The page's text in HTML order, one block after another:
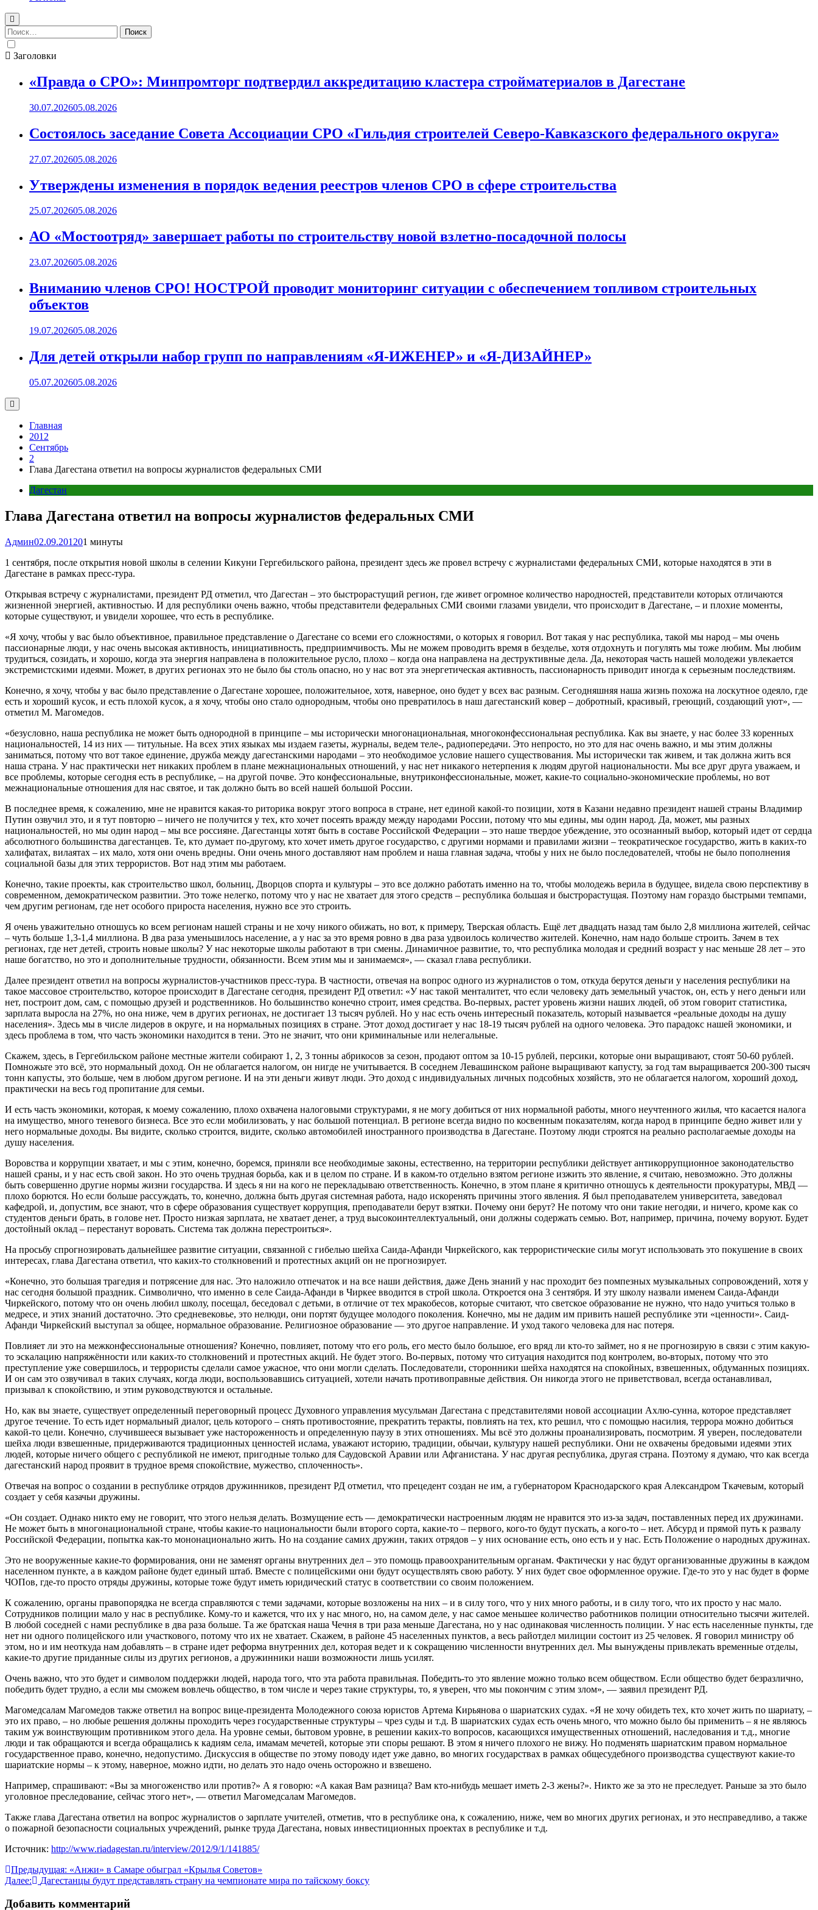
Найти:
Заголовки
«Правда о СРО»: Минпромторг подтвердил аккредитацию кластера стройматериалов в Дагестане
30.07.202605.08.2026
Состоялось заседание Совета Ассоциации СРО «Гильдия строителей Северо-Кавказского федерального округа»
27.07.202605.08.2026
Утверждены изменения в порядок ведения реестров членов СРО в сфере строительства
25.07.202605.08.2026
АО «Мостоотряд» завершает работы по строительству новой взлетно-посадочной полосы
23.07.202605.08.2026
Вниманию членов СРО! НОСТРОЙ проводит мониторинг ситуации с обеспечением топливом строительных
объектов
19.07.202605.08.2026
Для детей открыли набор групп по направлениям «Я-ИЖЕНЕР» и «Я-ДИЗАЙНЕР»
05.07.202605.08.2026
Главная
2012
Сентябрь
2
Глава Дагестана ответил на вопросы журналистов федеральных СМИ
Дагестан
Глава Дагестана ответил на вопросы журналистов федеральных СМИ
Админ02.09.201201 минуты
1 сентября, после открытия новой школы в селении Кикуни Гергебильского района, президент здесь же провел встречу с журналистами федеральных СМИ, которые находятся в эти в
Дагестане в рамках пресс-тура.
Открывая встречу с журналистами, президент РД отметил, что Дагестан – это быстрорастущий регион, где живет огромное количество народностей, представители которых отличаются
жизненной энергией, активностью. И для республики очень важно, чтобы представители федеральных СМИ своими глазами увидели, что происходит в Дагестане, – и плохие моменты,
которые существуют, и увидели хорошее, что есть в республике.
«Я хочу, чтобы у вас было объективное, правильное представление о Дагестане со всеми его сложностями, о которых я говорил. Вот такая у нас республика, такой мы народ – мы очень
пассионарные люди, у нас очень высокая активность, инициативность, предприимчивость. Мы не можем проводить время в безделье, хотя отдохнуть и погулять мы тоже любим. Мы любим
трудиться, созидать, и хорошо, когда эта энергия направлена в положительное русло, плохо – когда она направлена на деструктивные дела. Да, некоторая часть нашей молодежи увлекается
экстремистскими идеями. Может, в других регионах это не было бы столь опасно, но у нас вот эта энергетическая активность, пассионарность приводит иногда к серьезным последствиям.
Конечно, я хочу, чтобы у вас было представление о Дагестане хорошее, положительное, хотя, наверное, оно будет у всех вас разным. Сегодняшняя наша жизнь похожа на лоскутное одеяло, где
есть и хороший кусок, и есть плохой кусок, а я хочу, чтобы оно стало однородным, чтобы оно превратилось в наш дагестанский ковер – добротный, красивый, греющий, создающий уют», —
отметил М. Магомедов.
«безусловно, наша республика не может быть однородной в принципе – мы исторически многонациональная, многоконфессиональная республика. Как вы знаете, у нас более 33 коренных
национальностей, 14 из них — титульные. На всех этих языках мы издаем газеты, журналы, ведем теле-, радиопередачи. Это непросто, но это для нас очень важно, и мы этим должны
заниматься, потому что вот такое единение, дружба между дагестанскими народами – это необходимое условие нашего существования. Мы исторически так живем, и так должна жить вся
наша страна. У нас практически нет никаких проблем в плане межнациональных отношений, у нас нет никакого нетерпения к людям другой национальности. Мы все друг друга уважаем, и
все проблемы, которые сегодня есть в республике, – на другой почве. Это конфессиональные, внутриконфессиональные, может, какие-то социально-экономические проблемы, но вот
межнациональные отношения для нас святое, и так должно быть во всей нашей большой России.
В последнее время, к сожалению, мне не нравится какая-то риторика вокруг этого вопроса в стране, нет единой какой-то позиции, хотя в Казани недавно президент нашей страны Владимир
Путин озвучил это, и я тут повторю – ничего не получится у тех, кто хочет посеять вражду между народами России, потому что мы едины, мы один народ. Да, может, мы разных
национальностей, но мы один народ – мы все россияне. Дагестанцы хотят быть в составе Российской Федерации – это наше твердое убеждение, это осознанный выбор, который идет от сердца
абсолютного большинства дагестанцев. Те, кто думает по-другому, кто хочет иметь другое государство, с другими нормами и правилами жизни – теократическое государство, жить в каких-то
халифатах, вилаятах – их мало, хотя они очень вредны. Они очень много доставляют нам проблем и наша главная задача, чтобы у них не было последователей, чтобы не было пополнения
социальной базы для этих террористов. Вот над этим мы работаем.
Конечно, такие проекты, как строительство школ, больниц, Дворцов спорта и культуры – это все должно работать именно на то, чтобы молодежь верила в будущее, видела свою перспективу в
современном, демократическом развитии. Это тоже нелегко, потому что у нас не хватает для этого средств – республика большая и быстрорастущая. Поэтому нам гораздо быстрыми темпами,
чем другим регионам, где нет особого прироста населения, нужно все это строить.
Я очень уважительно отношусь ко всем регионам нашей страны и не хочу никого обижать, но вот, к примеру, Тверская область. Ещё лет двадцать назад там было 2,8 миллиона жителей, сейчас
– чуть больше 1,3-1,4 миллиона. В два раза уменьшилось население, а у нас за это время ровно в два раза удвоилось количество жителей. Конечно, нам надо больше строить. Зачем в тех
регионах, где нет детей, строить новые школы? У нас некоторые школы работают в три смены. Динамичное развитие, то, что республика молодая и средний возраст у нас меньше 28 лет – это
наше богатство, но это и дополнительные трудности, обязанности. Всем этим мы и занимаемся», — сказал глава республики.
Далее президент ответил на вопросы журналистов-участников пресс-тура. В частности, отвечая на вопрос одного из журналистов о том, откуда берутся деньги у населения республики на
такое массовое строительство, которое происходит в Дагестане сегодня, президент РД ответил: «У нас такой менталитет, что если человеку дать земельный участок, он, есть у него деньги или
нет, построит дом, сам, с помощью друзей и родственников. Но большинство конечно строит, имея средства. Во-первых, растет уровень жизни наших людей, об этом говорит статистика,
зарплата выросла на 27%, но она ниже, чем в других регионах, не достигает 13 тысяч рублей. Но у нас есть очень интересный показатель, который называется «реальные доходы на душу
населения». Здесь мы в числе лидеров в округе, и на нормальных позициях в стране. Этот доход достигает у нас 18-19 тысяч рублей на одного человека. Это парадокс нашей экономики, и
здесь проблема в том, что часть экономики находится в тени. Это не значит, что они криминальные или нелегальные.
Скажем, здесь, в Гергебильском районе местные жители собирают 1, 2, 3 тонны абрикосов за сезон, продают оптом за 10-15 рублей, персики, которые они выращивают, стоят 50-60 рублей.
Помножьте это всё, это нормальный доход. Он не облагается налогом, он нигде не учитывается. В соседнем Левашинском районе выращивают капусту, за год там выращивается 200-300 тысяч
тонн капусты, это больше, чем в любом другом регионе. И на эти деньги живут люди. Это доход с индивидуальных личных подсобных хозяйств, это не облагается налогом, хороший доход,
практически на весь год пропитание для семьи.
И есть часть экономики, которая, к моему сожалению, плохо охвачена налоговыми структурами, я не могу добиться от них нормальной работы, много неучтенного жилья, что касается налога
на имущество, много теневого бизнеса. Все это если мобилизовать, у нас большой потенциал. В регионе всегда видно по косвенным показателям, когда народ в принципе бедно живет или у
него нормальные доходы. Вы видите, сколько строится, видите, сколько автомобилей иностранного производства в Дагестане. Поэтому люди строятся на реально располагаемые доходы на
душу населения.
Воровства и коррупции хватает, и мы с этим, конечно, боремся, приняли все необходимые законы, естественно, на территории республики действует антикоррупционное законодательство
нашей сраны, и у нас есть свой закон. Но это очень трудная борьба, как и в целом по стране. И в каком-то отдельно взятом регионе изжить это явление, я считаю, невозможно. Это должны
быть совершенно другие нормы жизни государства. И здесь я ни на кого не перекладываю ответственность. Конечно, в этом плане я критично отношусь к деятельности прокуратуры, МВД —
плохо борются. Но если больше рассуждать, то, конечно, должна быть другая системная работа, надо искоренять причины этого явления. Я был преподавателем университета, заведовал
кафедрой, и, допустим, все знают, что в сфере образования существует коррупция, преподаватели берут взятки. Почему они берут? Не потому что они такие негодяи, и ничего, кроме как со
студентов деньги брать, в голове нет. Просто низкая зарплата, не хватает денег, а труд высокоинтеллектуальный, они должны содержать семью. Вот, например, причина, почему воруют. Будет
достойный оклад – перестанут воровать. Система так должна перестроиться».
На просьбу спрогнозировать дальнейшее развитие ситуации, связанной с гибелью шейха Саида-Афанди Чиркейского, как террористические силы могут использовать это покушение в своих
интересах, глава Дагестана ответил, что каких-то столкновений и протестных акций он не прогнозирует.
«Конечно, это большая трагедия и потрясение для нас. Это наложило отпечаток и на все наши действия, даже День знаний у нас проходит без помпезных музыкальных сопровождений, хотя у
нас сегодня большой праздник. Символично, что именно в селе Саида-Афанди в Чиркее вводится в строй школа. Откроется она 3 сентября. И эту школу назвали именем Саида-Афанди
Чиркейского, потому что он очень любил школу, посещал, беседовал с детьми, в отличие от тех мракобесов, которые считают, что светское образование не нужно, что надо учиться только в
медресе, и этих знаний достаточно. Это средневековье, это нелюди, они портят будущее молодого поколения. Конечно, мы не дадим им привить нашей республике эти «ценности». Саид-
Афанди Чиркейский выступал за общее, нормальное образование. Религиозное образование — это другое направление. И уход такого человека для нас потеря.
Повлияет ли это на межконфессиональные отношения? Конечно, повлияет, потому что его роль, его место было большое, его вряд ли кто-то займет, но я не прогнозирую в связи с этим какую-
то эскалацию напряжённости или каких-то столкновений и протестных акций. Не будет этого. Во-первых, потому что ситуация находится под контролем, во-вторых, потому что это
преступление уже совершилось, и террористы сделали самое ужасное, что они могли сделать. Последователи, сторонники шейха находятся на спокойных, взвешенных, обдуманных позициях.
И он сам это озвучивал в таких случаях, когда люди, воспользовавшись ситуацией, хотели начать противоправные действия. Он никогда этого не приветствовал, всегда останавливал,
призывал к спокойствию, и этим руководствуются и остальные.
Но, как вы знаете, существует определенный переговорный процесс Духовного управления мусульман Дагестана с представителями новой ассоциации Ахлю-сунна, которое представляет
другое течение. То есть идет нормальный диалог, цель которого – снять противостояние, прекратить теракты, повлиять на тех, кто решил, что с помощью насилия, террора можно добиться
какой-то цели. Конечно, случившееся вызывает уже настороженность и определенную паузу в этих отношениях. Мы всё это должны проанализировать, посмотрим. Я уверен, последователи
шейха люди взвешенные, придерживаются традиционных ценностей ислама, уважают историю, традиции, обычаи, культуру нашей республики. Они не охвачены бредовыми идеями этих
людей, которые ничего общего с республикой не имеют, пригодные только для Саудовской Аравии или Афганистана. У нас другая республика, другая страна. Поэтому я думаю, что как всегда
дагестанский народ проявит в трудное время спокойствие, мужество, сплоченность».
Отвечая на вопрос о создании в республике отрядов дружинников, президент РД отметил, что прецедент создан не им, а губернатором Краснодарского края Александром Ткачевым, который
создает у себя казачьи дружины.
«Он создает. Однако никто ему не говорит, что этого нельзя делать. Возмущение есть — демократически настроенным людям не нравится это из-за задач, поставленных перед их дружинами.
Не может быть в многонациональной стране, чтобы какие-то национальности были второго сорта, какие-то – первого, кого-то будут пускать, а кого-то – нет. Абсурд и прямой путь к развалу
Российской Федерации, попытка как-то мононационально жить. Но на создание самих дружин, таких отрядов – у них основание есть, оно есть и у нас. Есть Положение о народных дружинах.
Это не вооруженные какие-то формирования, они не заменят органы внутренних дел – это помощь правоохранительным органам. Фактически у нас будут организованные дружины в каждом
населенном пункте, а в каждом районе будет единый штаб. Вместе с полицейскими они будут осуществлять свою работу. У них будет свое оформленное оружие. Где-то это у нас будет в форме
ЧОПов, где-то просто отряды дружины, которые тоже будут иметь юридический статус в соответствии со своим положением.
К сожалению, органы правопорядка не всегда справляются с теми задачами, которые возложены на них – и в силу того, что у них много работы, и в силу того, что их просто у нас мало.
Сотрудников полиции мало у нас в республике. Кому-то и кажется, что их у нас много, но, на самом деле, у нас самое меньшее количество работников полиции относительно тысячи жителей.
В любой соседней с нами республике в два раза больше. Та же братская наша Чечня в три раза меньше Дагестана, но у нас одинаковая численность полиции. У нас есть населенные пункты, где
нет ни одного полицейского или участкового, потому что их не хватает. Скажем, в районе 45 населенных пунктов, а весь райотдел милиции состоит из 25 человек. Я говорил министру об
этом, но и им неоткуда нам добавлять – в стране идет реформа внутренних дел, которая ведет и к сокращению численности внутренних дел. Мы вынуждены привлекать временные отделы,
какие-то другие приданные силы из других регионов, а дружинники наши возможности лишь усилят.
Очень важно, что это будет и символом поддержки людей, народа того, что эта работа правильная. Победить-то это явление можно только всем обществом. Если общество будет безразлично,
победить будет трудно, а если мы сможем вовлечь общество, в том числе и через такие структуры, то, я уверен, что мы покончим с этим злом», — заявил президент РД.
Магомедсалам Магомедов также ответил на вопрос вице-президента Молодежного союза юристов Артема Кирьянова о шариатских судах. «Я не хочу обидеть тех, кто хочет жить по шариату, –
это их право, – но любые решения должны проходить через государственные структуры – чрез суды и т.д. В шариатских судах есть очень много, что можно было бы применить – я не являюсь
таким уж воинствующим противником этого дела. На уровне семьи, бытовом уровне, в решении каких-то вопросов, касающихся имущественных отношений, наследования и т.д., многие
люди и так обращаются и всегда обращались к кадиям села, имамам мечетей, которые эти споры решают. В этом я ничего плохого не вижу. Но подменять шариатским правом нормальное
государственное право, конечно, недопустимо. Дискуссия в обществе по этому поводу идет уже давно, во многих государствах в рамках общесудебного производства существуют какие-то
шариатские нормы – к этому, наверное, можно идти, но делать это надо очень осторожно и взвешено.
Например, спрашивают: «Вы за многоженство или против?» А я говорю: «А какая Вам разница? Вам кто-нибудь мешает иметь 2-3 жены?». Никто же за это не преследует. Раньше за это было
уголовное преследование, сейчас этого нет», — ответил Магомедсалам Магомедов.
Также глава Дагестана ответил на вопрос журналистов о зарплате учителей, отметив, что в республике она, к сожалению, ниже, чем во многих других регионах, и это несправедливо, а также
о пожарной безопасности социальных учреждений, рынке труда Дагестана, новых инвестиционных проектах в республике и т.д.
Источник: http://www.riadagestan.ru/interview/2012/9/1/141885/
Навигация
по
записям
Предыдущая: «Анжи» в Самаре обыграл «Крылья Советов»
Далее:
Дагестанцы будут представлять страну на чемпионате мира по тайскому боксу
Добавить комментарий